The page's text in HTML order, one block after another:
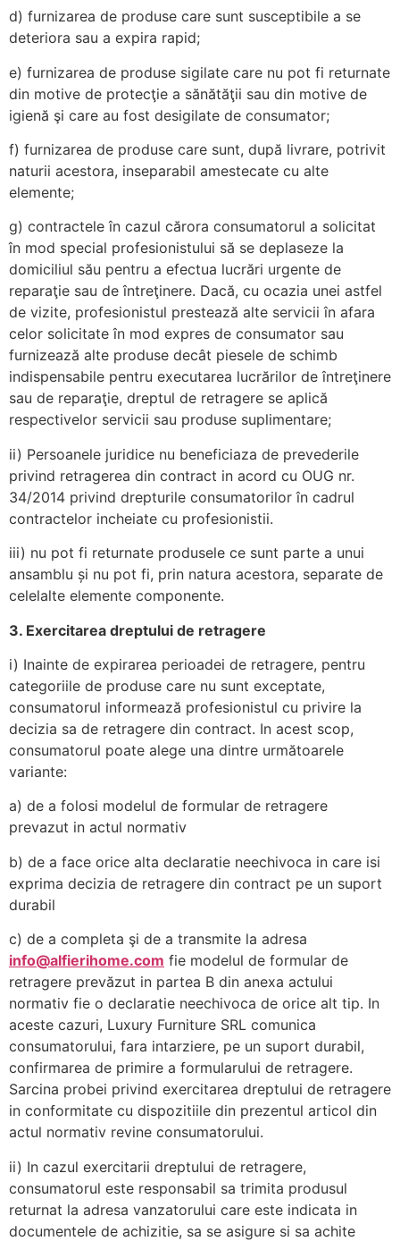
d) furnizarea de produse care sunt susceptibile a se
deteriora sau a expira rapid;
e) furnizarea de produse sigilate care nu pot fi returnate
din motive de protecţie a sănătăţii sau din motive de
igienă şi care au fost desigilate de consumator;
f) furnizarea de produse care sunt, după livrare, potrivit
naturii acestora, inseparabil amestecate cu alte
elemente;
g) contractele în cazul cărora consumatorul a solicitat
în mod special profesionistului să se deplaseze la
domiciliul său pentru a efectua lucrări urgente de
reparaţie sau de întreţinere. Dacă, cu ocazia unei astfel
de vizite, profesionistul prestează alte servicii în afara
celor solicitate în mod expres de consumator sau
furnizează alte produse decât piesele de schimb
indispensabile pentru executarea lucrărilor de întreţinere
sau de reparaţie, dreptul de retragere se aplică
respectivelor servicii sau produse suplimentare;
ii) Persoanele juridice nu beneficiaza de prevederile
privind retragerea din contract in acord cu OUG nr.
34/2014 privind drepturile consumatorilor în cadrul
contractelor incheiate cu profesionistii.
iii) nu pot fi returnate produsele ce sunt parte a unui
ansamblu și nu pot fi, prin natura acestora, separate de
celelalte elemente componente.
3. Exercitarea dreptului de retragere
i) Inainte de expirarea perioadei de retragere, pentru
categoriile de produse care nu sunt exceptate,
consumatorul informează profesionistul cu privire la
decizia sa de retragere din contract. In acest scop,
consumatorul poate alege una dintre următoarele
variante:
a) de a folosi modelul de formular de retragere
prevazut in actul normativ
b) de a face orice alta declaratie neechivoca in care isi
exprima decizia de retragere din contract pe un suport
durabil
c) de a completa şi de a transmite la adresa
info@alfierihome.com fie modelul de formular de
retragere prevăzut in partea B din anexa actului
normativ fie o declaratie neechivoca de orice alt tip. In
aceste cazuri, Luxury Furniture SRL comunica
consumatorului, fara intarziere, pe un suport durabil,
confirmarea de primire a formularului de retragere.
Sarcina probei privind exercitarea dreptului de retragere
in conformitate cu dispozitiile din prezentul articol din
actul normativ revine consumatorului.
ii) In cazul exercitarii dreptului de retragere,
consumatorul este responsabil sa trimita produsul
returnat la adresa vanzatorului care este indicata in
documentele de achizitie, sa se asigure si sa achite